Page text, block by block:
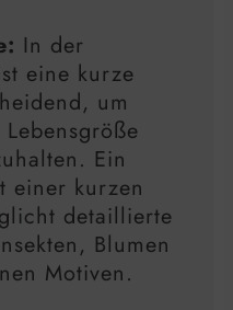
In der
eine kurze
um
Ein
einer kurzen
detaillierte
Blumen
Motiven.